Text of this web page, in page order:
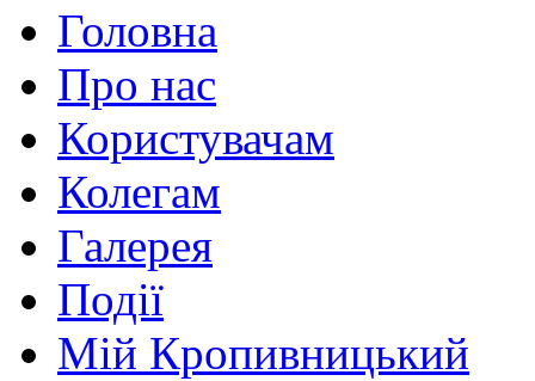
Головна
Про нас
Користувачам
Колегам
Галерея
Події
Мій Кропивницький